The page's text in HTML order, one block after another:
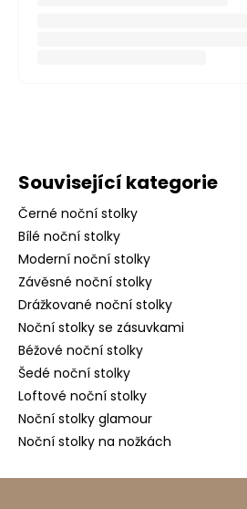
Související kategorie
Černé noční stolky
Bílé noční stolky
Moderní noční stolky
Závěsné noční stolky
Drážkované noční stolky
Noční stolky se zásuvkami
Béžové noční stolky
Šedé noční stolky
Loftové noční stolky
Noční stolky glamour
Noční stolky na nožkách